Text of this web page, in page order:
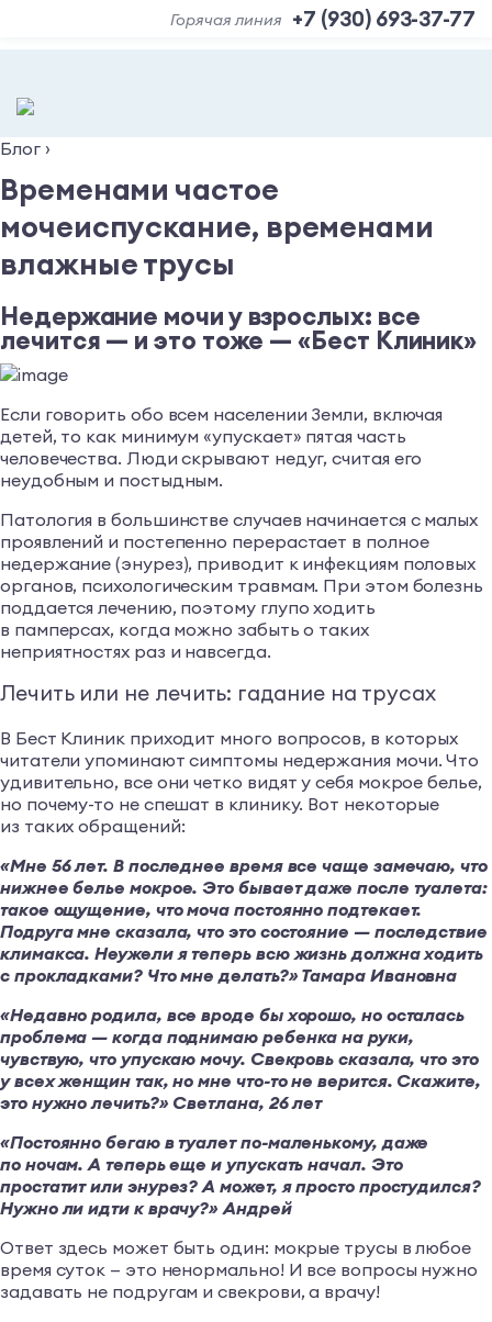
+7 (930) 693-37-77
Горячая линия
Блог ›
Временами частое
мочеиспускание, временами
влажные трусы
Недержание мочи у взрослых: все
лечится — и это тоже — «Бест Клиник»
Если говорить обо всем населении Земли, включая
детей, то как минимум «упускает» пятая часть
человечества. Люди скрывают недуг, считая его
неудобным и постыдным.
Патология в большинстве случаев начинается с малых
проявлений и постепенно перерастает в полное
недержание (энурез), приводит к инфекциям половых
органов, психологическим травмам. При этом болезнь
поддается лечению, поэтому глупо ходить
в памперсах, когда можно забыть о таких
неприятностях раз и навсегда.
Лечить или не лечить: гадание на трусах
В Бест Клиник приходит много вопросов, в которых
читатели упоминают симптомы недержания мочи. Что
удивительно, все они четко видят у себя мокрое белье,
но почему-то не спешат в клинику. Вот некоторые
из таких обращений:
«Мне 56 лет. В последнее время все чаще замечаю, что
нижнее белье мокрое. Это бывает даже после туалета:
такое ощущение, что моча постоянно подтекает.
Подруга мне сказала, что это состояние — последствие
климакса. Неужели я теперь всю жизнь должна ходить
с прокладками? Что мне делать?» Тамара Ивановна
«Недавно родила, все вроде бы хорошо, но осталась
проблема — когда поднимаю ребенка на руки,
чувствую, что упускаю мочу. Свекровь сказала, что это
у всех женщин так, но мне что-то не верится. Скажите,
это нужно лечить?» Светлана, 26 лет
«Постоянно бегаю в туалет по-маленькому, даже
по ночам. А теперь еще и упускать начал. Это
простатит или энурез? А может, я просто простудился?
Нужно ли идти к врачу?» Андрей
Ответ здесь может быть один: мокрые трусы в любое
время суток — это ненормально! И все вопросы нужно
задавать не подругам и свекрови, а врачу!